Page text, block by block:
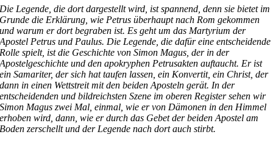
Die Legende, die dort dargestellt wird, ist spannend, denn sie bietet im
Grunde die Erklärung, wie Petrus überhaupt nach Rom gekommen
und warum er dort begraben ist. Es geht um das Martyrium der
Apostel Petrus und Paulus. Die Legende, die dafür eine entscheidende
Rolle spielt, ist die Geschichte von Simon Magus, der in der
Apostelgeschichte und den apokryphen Petrusakten auftaucht. Er ist
ein Samariter, der sich hat taufen lassen, ein Konvertit, ein Christ, der
dann in einen Wettstreit mit den beiden Aposteln gerät. In der
entscheidenden und bildreichsten Szene im oberen Register sehen wir
Simon Magus zwei Mal, einmal, wie er von Dämonen in den Himmel
erhoben wird, dann, wie er durch das Gebet der beiden Apostel am
Boden zerschellt und der Legende nach dort auch stirbt.